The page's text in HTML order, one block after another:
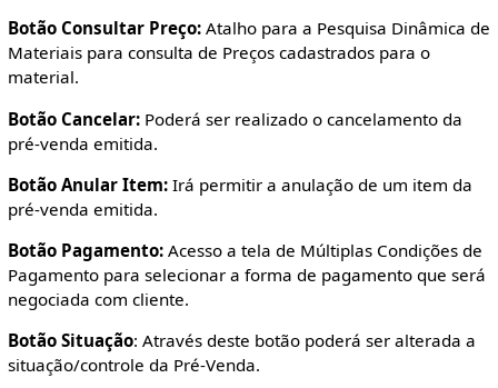
Botão Consultar Preço: Atalho para a Pesquisa Dinâmica de
Materiais para consulta de Preços cadastrados para o
material.
Botão Cancelar: Poderá ser realizado o cancelamento da
pré-venda emitida.
Botão Anular Item: Irá permitir a anulação de um item da
pré-venda emitida.
Botão Pagamento: Acesso a tela de Múltiplas Condições de
Pagamento para selecionar a forma de pagamento que será
negociada com cliente.
Botão Situação: Através deste botão poderá ser alterada a
situação/controle da Pré-Venda.